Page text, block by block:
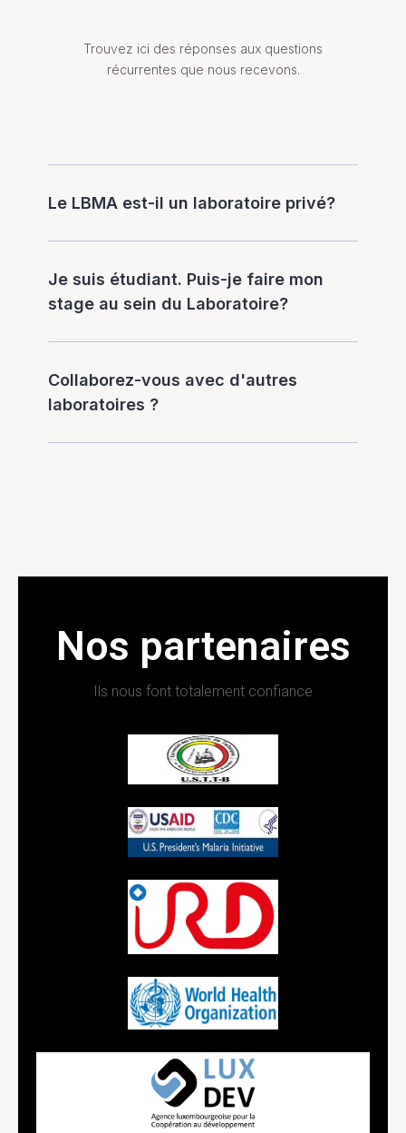
Trouvez ici des réponses aux questions
récurrentes que nous recevons.
Le LBMA est-il un laboratoire privé?
Je suis étudiant. Puis-je faire mon
stage au sein du Laboratoire?
Collaborez-vous avec d'autres
laboratoires ?
Nos partenaires
Ils nous font totalement confiance